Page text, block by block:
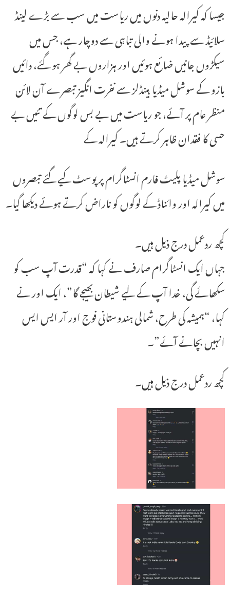
جیسا کہ کیرالہ حالیہ دنوں میں ریاست میں سب سے بڑے لینڈ
سلائیڈ سے پیدا ہونے والی تباہی سے دوچار ہے، جس میں
سیکڑوں جانیں ضائع ہوئیں اور ہزاروں بے گھر ہو گئے، دائیں
بازو کے سوشل میڈیا ہینڈلز سے نفرت انگیز تبصرے آن لائن
منظر عام پر آئے، جو ریاست میں بے بس لوگوں کے تئیں بے
حسی کا فقدان ظاہر کرتے ہیں۔ کیرالہ کے
سوشل میڈیا پلیٹ فارم انسٹاگرام پر پوسٹ کیے گئے تبصروں
میں کیرالہ اور وائناڈ کے لوگوں کو ناراض کرتے ہوئے دیکھا گیا۔
کچھ ردعمل درج ذیل ہیں۔
جہاں ایک انسٹاگرام صارف نے کہا کہ “قدرت آپ سب کو
سکھائے گی، خدا آپ کے لیے شیطان بھیجے گا”، ایک اور نے
کہا، “ہمیشہ کی طرح، شمالی ہندوستانی فوج اور آر ایس ایس
انہیں بچانے آئے”۔
کچھ ردعمل درج ذیل ہیں۔